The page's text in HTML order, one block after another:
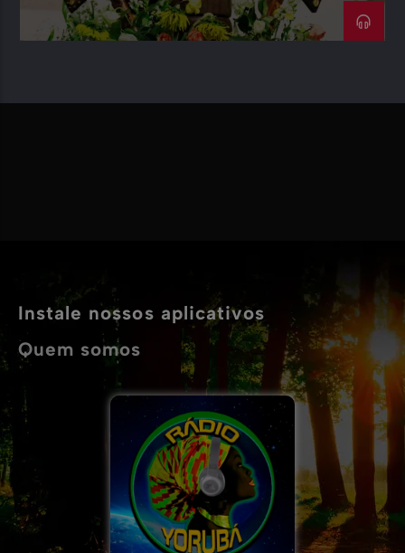
Instale nossos aplicativos
Quem somos